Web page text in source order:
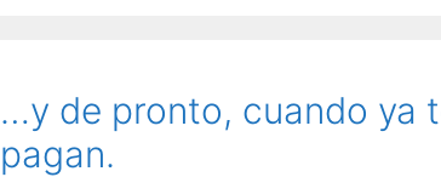
…y de pronto, cuando ya
pagan.